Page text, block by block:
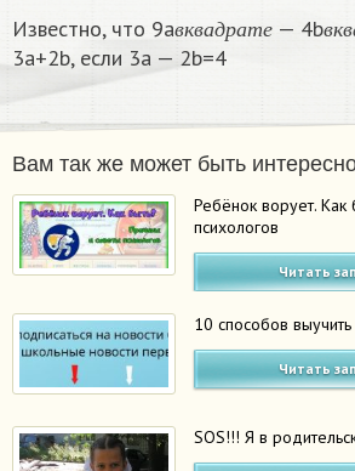
Известно, что 9a в к в а д р а т е — 4b в к в
3a+2b, если 3a — 2b=4​
Вам так же может быть
Ребёнок ворует.
психологов
Читать
10 способов выучить
Читать
SOS!!! Я в